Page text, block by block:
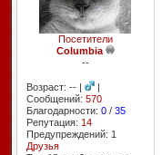
Посетители
Columbia
--
Возраст: -- |
|
Сообщений: 570
Благодарности: 0/ 35
Репутация: 14
Предупреждений: 1
Друзья